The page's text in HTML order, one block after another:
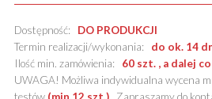
Dostępność: DO PRODUKCJI
Termin realizacji/wykonania: do ok. 14
Ilość min. zamówienia: 60 szt. , a dalej
UWAGA! Możliwa indywidualna wycena